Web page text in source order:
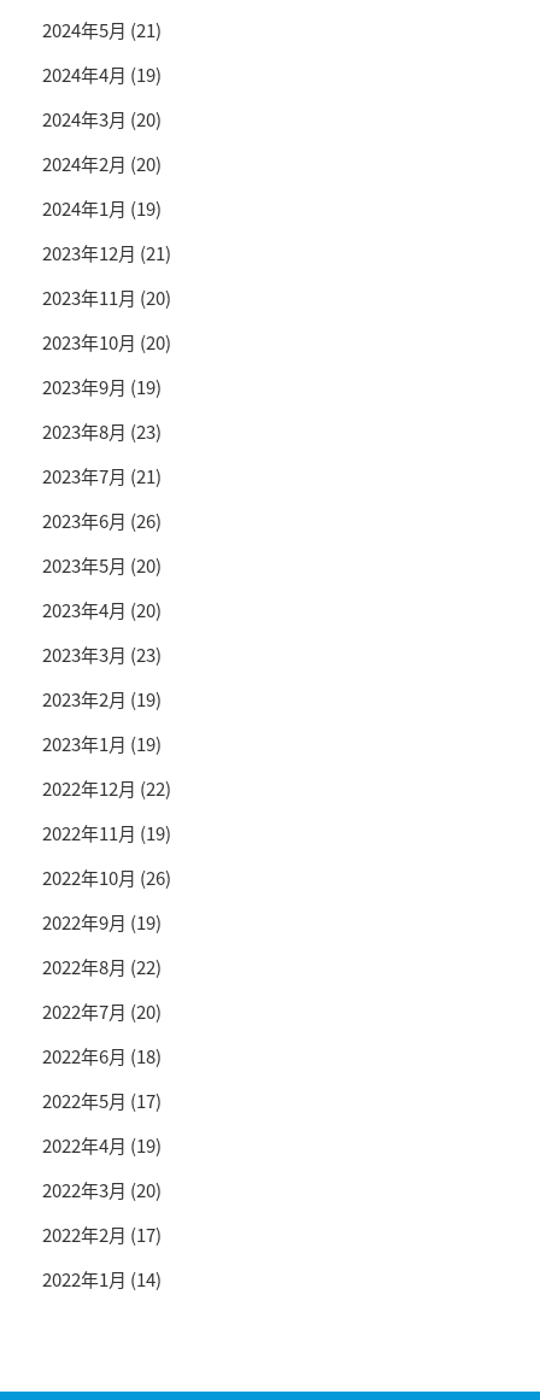
2024年5月 (21)
2024年4月 (19)
2024年3月 (20)
2024年2月 (20)
2024年1月 (19)
2023年12月 (21)
2023年11月 (20)
2023年10月 (20)
2023年9月 (19)
2023年8月 (23)
2023年7月 (21)
2023年6月 (26)
2023年5月 (20)
2023年4月 (20)
2023年3月 (23)
2023年2月 (19)
2023年1月 (19)
2022年12月 (22)
2022年11月 (19)
2022年10月 (26)
2022年9月 (19)
2022年8月 (22)
2022年7月 (20)
2022年6月 (18)
2022年5月 (17)
2022年4月 (19)
2022年3月 (20)
2022年2月 (17)
2022年1月 (14)